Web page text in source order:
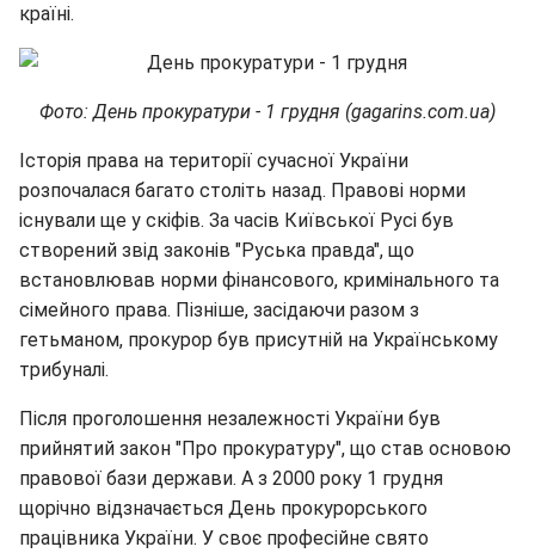
країні.
Фото: День прокуратури - 1 грудня (gagarins.com.ua)
Історія права на території сучасної України
розпочалася багато століть назад. Правові норми
існували ще у скіфів. За часів Київської Русі був
створений звід законів "Руська правда", що
встановлював норми фінансового, кримінального та
сімейного права. Пізніше, засідаючи разом з
гетьманом, прокурор був присутній на Українському
трибуналі.
Після проголошення незалежності України був
прийнятий закон "Про прокуратуру", що став основою
правової бази держави. А з 2000 року 1 грудня
щорічно відзначається День прокурорського
працівника України. У своє професійне свято